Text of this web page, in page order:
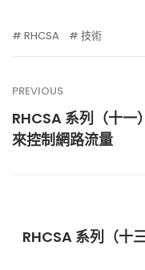
RHCSA 技術
PREVIOUS
RHCSA 系列（十
來控制網路流量
RHCSA 系列（十